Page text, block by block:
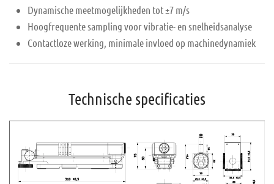
Dynamische meetmogelijkheden tot ±7 m/s
Hoogfrequente sampling voor vibratie- en snelheidsanalyse
Contactloze werking, minimale invloed op machinedynamiek
Technische specificaties